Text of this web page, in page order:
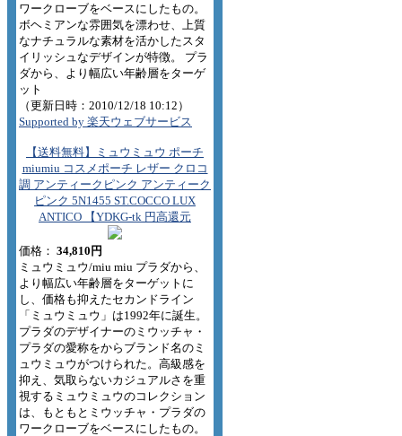
ワークローブをベースにしたもの。
ボヘミアンな雰囲気を漂わせ、上質
なナチュラルな素材を活かしたスタ
イリッシュなデザインが特徴。 プラ
ダから、より幅広い年齢層をターゲ
ット
（更新日時：2010/12/18 10:12）
Supported by 楽天ウェブサービス
【送料無料】ミュウミュウ ポーチ
miumiu コスメポーチ レザー クロコ
調 アンティークピンク アンティーク
ピンク 5N1455 ST.COCCO LUX
ANTICO 【YDKG-tk 円高還元
価格： 34,810円
ミュウミュウ/miu miu プラダから、
より幅広い年齢層をターゲットに
し、価格も抑えたセカンドライン
「ミュウミュウ」は1992年に誕生。
プラダのデザイナーのミウッチャ・
プラダの愛称をからブランド名のミ
ュウミュウがつけられた。高級感を
抑え、気取らないカジュアルさを重
視するミュウミュウのコレクション
は、もともとミウッチャ・プラダの
ワークローブをベースにしたもの。